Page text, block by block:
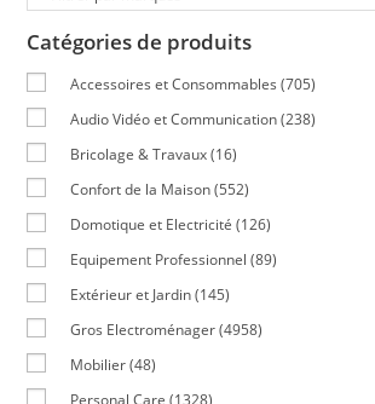
Catégories de produits
Accessoires et Consommables (705)
Audio Vidéo et Communication (238)
Bricolage & Travaux (16)
Confort de la Maison (552)
Domotique et Electricité (126)
Equipement Professionnel (89)
Extérieur et Jardin (145)
Gros Electroménager (4958)
Mobilier (48)
Personal Care (1328)